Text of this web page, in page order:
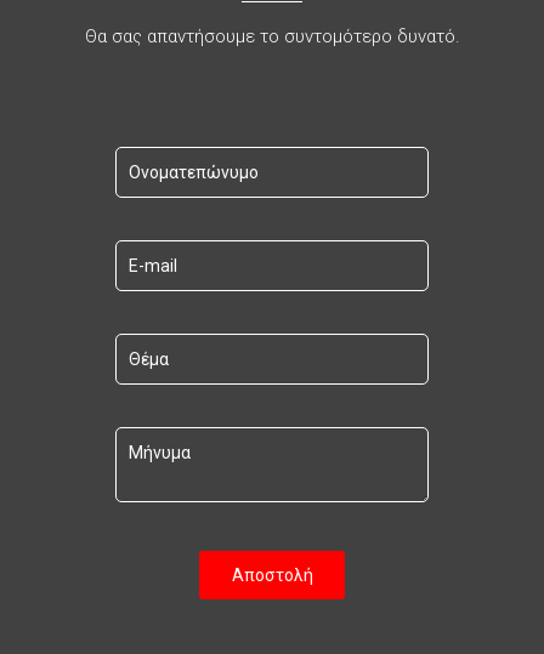
Θα σας απαντήσουμε το συντομότερο δυνατό.